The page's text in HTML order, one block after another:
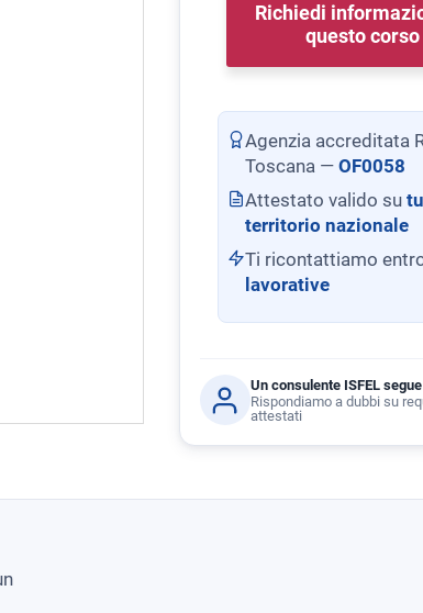
Richiedi
questo corso
Agenzia accreditata
Toscana —OF0058
Attestato valido su
territorio nazionale
Ti ricontattiamo
lavorative
Un consulente ISFEL
Rispondiamo a dubbi su
attestati